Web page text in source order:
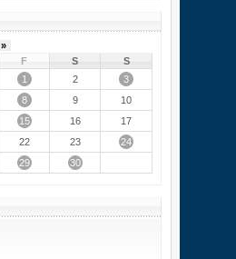
»
F S
S
1
2
3
8 9
10
15 16
17
22 23
24
29 30